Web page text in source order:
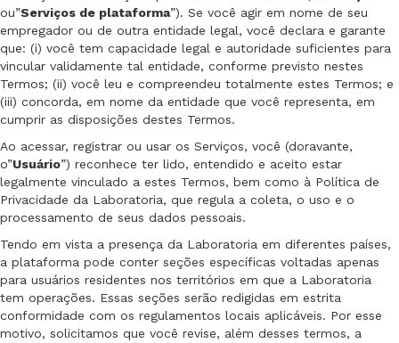
ou”Serviços de plataforma”). Se você agir em nome de seu
empregador ou de outra entidade legal, você declara e garante
que: (i) você tem capacidade legal e autoridade suficientes para
vincular validamente tal entidade, conforme previsto nestes
Termos; (ii) você leu e compreendeu totalmente estes Termos; e
(iii) concorda, em nome da entidade que você representa, em
cumprir as disposições destes Termos.
Ao acessar, registrar ou usar os Serviços, você (doravante,
o”Usuário”) reconhece ter lido, entendido e aceito estar
legalmente vinculado a estes Termos, bem como à Política de
Privacidade da Laboratoria, que regula a coleta, o uso e o
processamento de seus dados pessoais.
Tendo em vista a presença da Laboratoria em diferentes países,
a plataforma pode conter seções específicas voltadas apenas
para usuários residentes nos territórios em que a Laboratoria
tem operações. Essas seções serão redigidas em estrita
conformidade com os regulamentos locais aplicáveis. Por esse
motivo, solicitamos que você revise, além desses termos, a